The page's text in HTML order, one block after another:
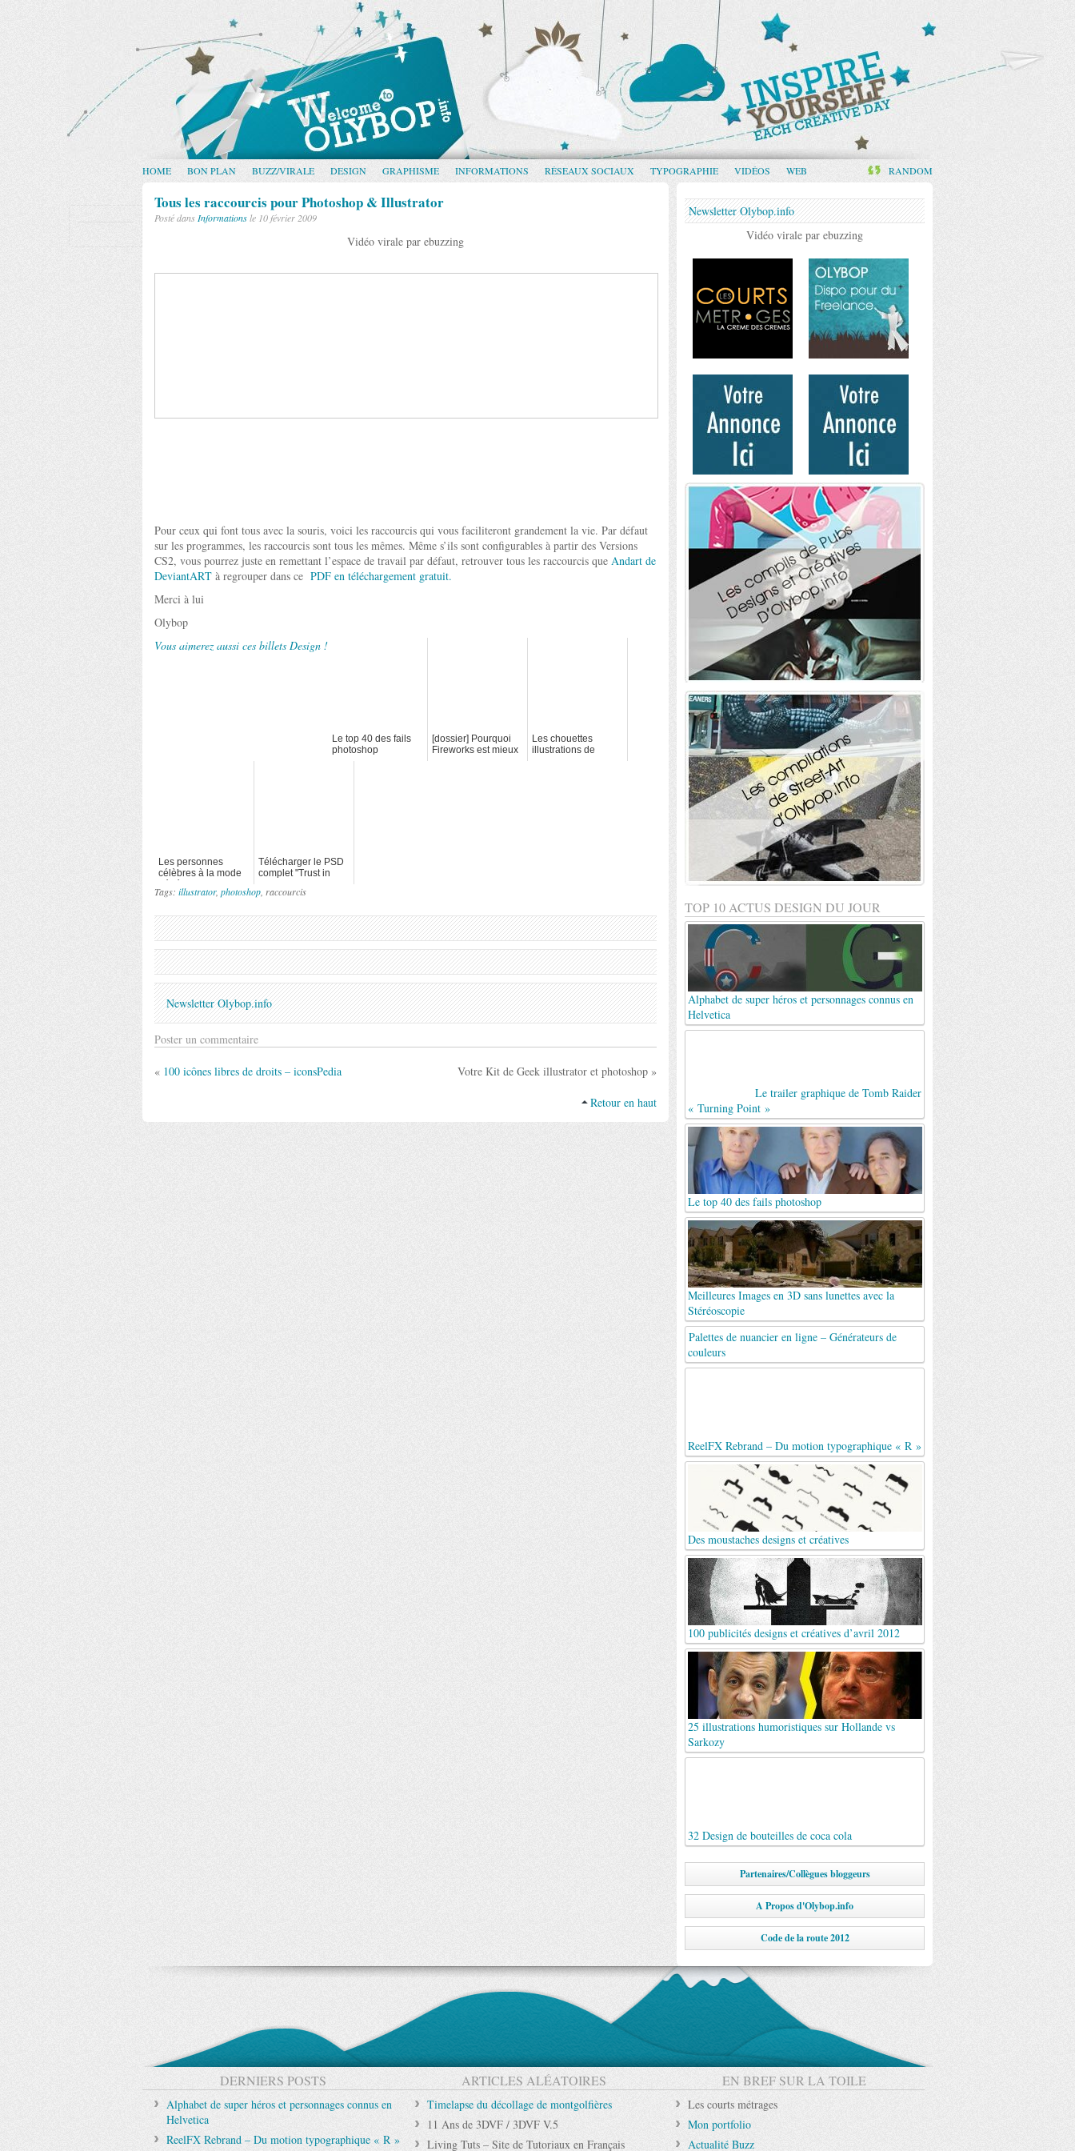
HOME BON PLAN BUZZ/VIRALE DESIGN GRAPHISME INFORMATIONS RÉSEAUX SOCIAUX TYPOGRAPHIE VIDÉOS WEB RANDOM
Tous les raccourcis pour Photoshop & Illustrator
Posté dans Informationsle 10 février 2009
Vidéo virale par ebuzzing
Pour ceux qui font tous avec la souris, voici les raccourcis qui vous faciliteront grandement la vie. Par défaut
sur les programmes, les raccourcis sont tous les mêmes. Même s’ils sont configurables à partir des Versions
CS2, vous pourrez juste en remettant l’espace de travail par défaut, retrouver tous les raccourcis que Andart de
DeviantART à regrouper dans ce PDF en téléchargement gratuit.
Merci à lui
Olybop
Vous aimerez aussi ces billets Design !
Le top 40 des fails
photoshop
[dossier] Pourquoi
Fireworks est mieux
Les chouettes
illustrations de
Les personnes
célèbres à la mode
Télécharger le PSD
complet "Trust in
by Fotolia
Tags: illustrator, photoshop , raccourcis
Newsletter Olybop.info
Poster un commentaire
« 100 icônes libres de droits – iconsPedia Votre Kit de Geek illustrator et photoshop »
Retour en haut
Newsletter Olybop.info
Vidéo virale par ebuzzing
TOP 10 ACTUS DESIGN DU JOUR
Alphabet de super héros et personnages connus en
Helvetica
Le trailer graphique de Tomb Raider
« Turning Point »
Le top 40 des fails photoshop
Meilleures Images en 3D sans lunettes avec la
Stéréoscopie
Palettes de nuancier en ligne – Générateurs de
couleurs
ReelFX Rebrand – Du motion typographique « R »
Des moustaches designs et créatives
100 publicités designs et créatives d’avril 2012
25 illustrations humoristiques sur Hollande vs
Sarkozy
32 Design de bouteilles de coca cola
Partenaires/Collègues bloggeurs
A Propos d'Olybop.info
Code de la route 2012
DERNIERS POSTS
Alphabet de super héros et personnages connus en
Helvetica
ReelFX Rebrand – Du motion typographique « R »
ARTICLES ALÉATOIRES
Timelapse du décollage de montgolfières
11 Ans de 3DVF / 3DVF V.5
Living Tuts – Site de Tutoriaux en Français
EN BREF SUR LA TOILE
Les courts métrages
Mon portfolio
Actualité Buzz